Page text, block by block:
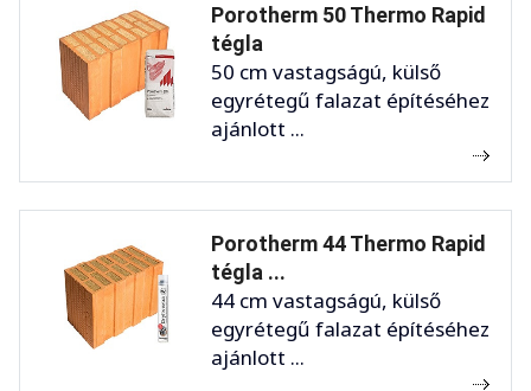
Porotherm 50 Thermo Rapid
tégla
50 cm vastagságú, külső
egyrétegű falazat építéséhez
ajánlott ...
Porotherm 44 Thermo Rapid
tégla ...
44 cm vastagságú, külső
egyrétegű falazat építéséhez
ajánlott ...